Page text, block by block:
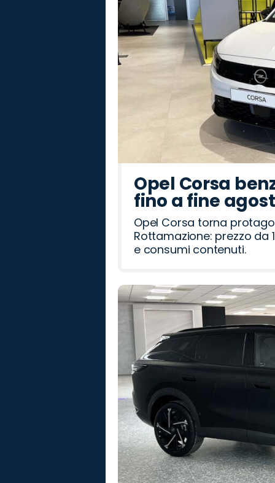
Opel Corsa
fino a fine
Opel Corsa torna
Rottamazione: prezzo da
e consumi contenuti.